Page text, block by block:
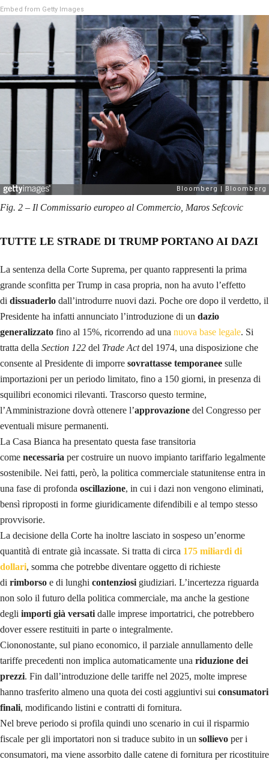
Embed from Getty Images
Fig. 2 – Il Commissario europeo al Commercio, Maros Sefcovic
TUTTE LE STRADE DI TRUMP PORTANO AI DAZI
La sentenza della Corte Suprema, per quanto rappresenti la prima
grande sconfitta per Trump in casa propria, non ha avuto l’effetto
di dissuaderlo dall’introdurre nuovi dazi. Poche ore dopo il verdetto, il
Presidente ha infatti annunciato l’introduzione di un dazio
generalizzato fino al 15%, ricorrendo ad una nuova base legale. Si
tratta della Section 122 del Trade Actdel 1974, una disposizione che
consente al Presidente di imporre sovrattasse temporanee sulle
importazioni per un periodo limitato, fino a 150 giorni, in presenza di
squilibri economici rilevanti. Trascorso questo termine,
l’Amministrazione dovrà ottenere l’approvazione del Congresso per
eventuali misure permanenti.
La Casa Bianca ha presentato questa fase transitoria
come necessaria per costruire un nuovo impianto tariffario legalmente
sostenibile. Nei fatti, però, la politica commerciale statunitense entra in
una fase di profonda oscillazione, in cui i dazi non vengono eliminati,
bensì riproposti in forme giuridicamente difendibili e al tempo stesso
provvisorie.
La decisione della Corte ha inoltre lasciato in sospeso un’enorme
quantità di entrate già incassate. Si tratta di circa 175 miliardi di
dollari, somma che potrebbe diventare oggetto di richieste
di rimborso e di lunghi contenziosi giudiziari. L’incertezza riguarda
non solo il futuro della politica commerciale, ma anche la gestione
degli importi già versati dalle imprese importatrici, che potrebbero
dover essere restituiti in parte o integralmente.
Ciononostante, sul piano economico, il parziale annullamento delle
tariffe precedenti non implica automaticamente una riduzione dei
prezzi. Fin dall’introduzione delle tariffe nel 2025, molte imprese
hanno trasferito almeno una quota dei costi aggiuntivi sui consumatori
finali, modificando listini e contratti di fornitura.
Nel breve periodo si profila quindi uno scenario in cui il risparmio
fiscale per gli importatori non si traduce subito in un sollievo per i
consumatori, ma viene assorbito dalle catene di fornitura per ricostituire